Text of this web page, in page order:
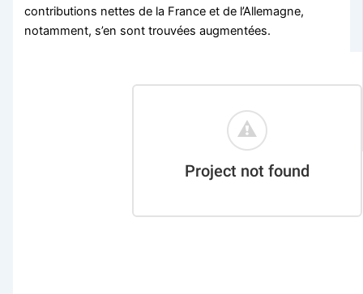
contributions nettes de la France et de l’Allemagne,
notamment, s’en sont trouvées augmentées.